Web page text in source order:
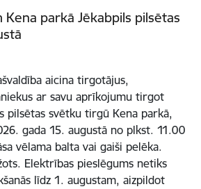
parkā Jēkabpils pilsētas
aicina tirgotājus,
ar savu aprīkojumu tirgot
pilsētas svētku tirgū Kena parkā,
gada 15. augustā no plkst. 11.00
vēlama balta vai gaiši pelēka.
Elektrības pieslēgums netiks
līdz 1. augustam, aizpildot